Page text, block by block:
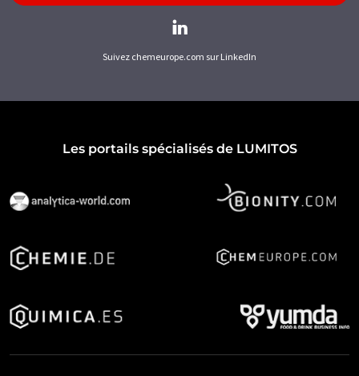
Suivez chemeurope.com sur LinkedIn
Les portails spécialisés de LUMITOS